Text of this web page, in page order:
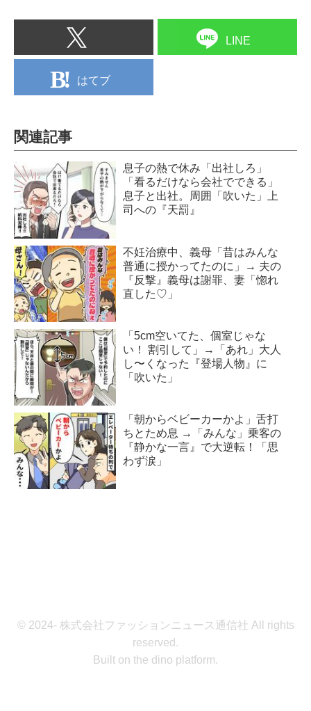
LINE
はてブ
関連記事
息子の熱で休み「出社しろ」
「看るだけなら会社でできる」
息子と出社。周囲「吹いた」上
司への『天罰』
不妊治療中、義母「昔はみんな
普通に授かってたのに」→ 夫の
『反撃』義母は謝罪、妻「惚れ
直した♡」
「5cm空いてた、個室じゃな
い！ 割引して」→「あれ」大人
し〜くなった『登場人物』に
「吹いた」
「朝からベビーカーかよ」舌打
ちとため息 →「みんな」乗客の
『静かな一言』で大逆転！「思
わず涙」
© 2024- 株式会社ファッションニュース通信社 All rights
reserved.
Built on the dino platform.